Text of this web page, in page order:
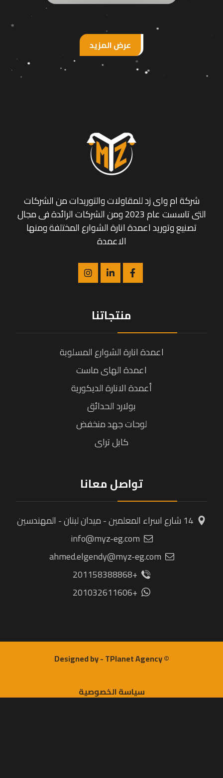
عرض المزيد
شركة ام واى زد للمقاولات والتوريدات من الشركات
التى تاسست عام 2023 ومن الشركات الرائدة فى مجال
تصنيع وتوريد اعمدة انارة الشوارع المختلفة ومنها
الاعمدة
منتجاتنا
اعمدة انارة الشوارع المسلوبة
اعمدة الهاى ماست
أعمدة الانارة الديكورية
بولارد الحدائق
لوحات جهد منخفض
كابل تراى
تواصل معانا
14 شارع اسراء المعلمين - ميدان لبنان - المهندسين
info@myz-eg.com
ahmed.elgendy@myz-eg.com
+201158388868
+201032611606
© Designed by - TPlanet Agency
سياسة الخصوصية